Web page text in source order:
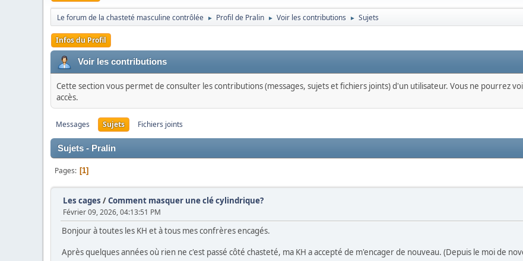
Le forum de la chasteté masculine contrôlée ► Profil de Pralin ► Voir les contributions ► Sujets
Infos du Profil
Voir les contributions
Cette section vous permet de consulter les contributions (messages, sujets et fichiers joints) d'un utilisateur. Vous ne pourrez
accès.
Messages Sujets Fichiers joints
Sujets - Pralin
Pages 1
Les cages /Comment masquer une clé cylindrique?
Février 09, 2026, 04:13:51 PM
Bonjour à toutes les KH et à tous mes confrères encagés.
Après quelques années où rien ne c'est passé côté chasteté, ma KH a accepté de m'encager de nouveau. (Depuis le moi de